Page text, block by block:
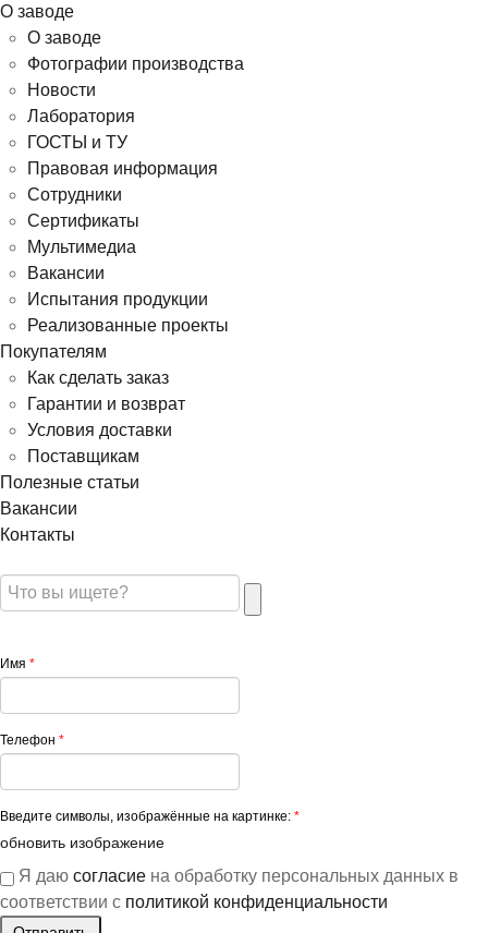
О заводе
О заводе
Фотографии производства
Новости
Лаборатория
ГОСТЫ и ТУ
Правовая информация
Сотрудники
Сертификаты
Мультимедиа
Вакансии
Испытания продукции
Реализованные проекты
Покупателям
Как сделать заказ
Гарантии и возврат
Условия доставки
Поставщикам
Полезные статьи
Вакансии
Контакты
Имя *
Телефон *
Введите символы, изображённые на картинке: *
обновить изображение
Я даю согласие на обработку персональных данных в
соответствии с политикой конфиденциальности